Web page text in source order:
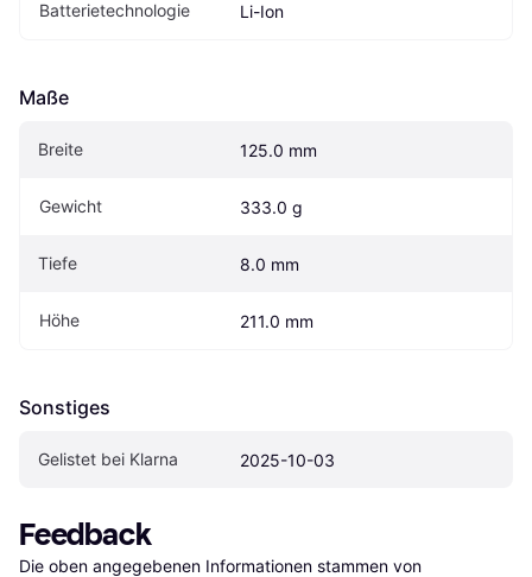
Batterietechnologie Li-Ion
Maße
Breite 125.0 mm
Gewicht 333.0 g
Tiefe 8.0 mm
Höhe 211.0 mm
Sonstiges
Gelistet bei Klarna 2025-10-03
Feedback
Die oben angegebenen Informationen stammen von